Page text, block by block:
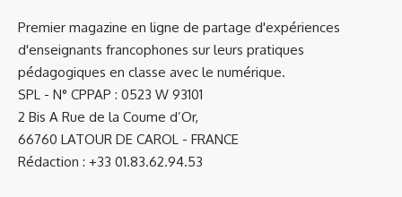
Premier magazine en ligne de partage d'expériences
d'enseignants francophones sur leurs pratiques
pédagogiques en classe avec le numérique.
SPL - N° CPPAP : 0523 W 93101
2 Bis A Rue de la Coume d’Or,
66760 LATOUR DE CAROL - FRANCE
Rédaction : +33 01.83.62.94.53